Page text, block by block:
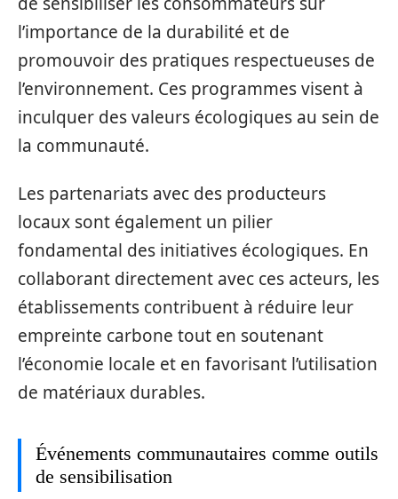
l’importance de la durabilité et de
promouvoir des pratiques respectueuses de
l’environnement. Ces programmes visent à
inculquer des valeurs écologiques au sein de
la communauté.
Les partenariats avec des producteurs
locaux sont également un pilier
fondamental des initiatives écologiques. En
collaborant directement avec ces acteurs, les
établissements contribuent à réduire leur
empreinte carbone tout en soutenant
l’économie locale et en favorisant l’utilisation
de matériaux durables.
Événements communautaires comme outils
de sensibilisation